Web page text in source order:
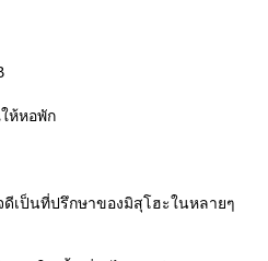
ห้หอพัก
เป็นที่ปรึกษาของมิสุโฮะในหลายๆ